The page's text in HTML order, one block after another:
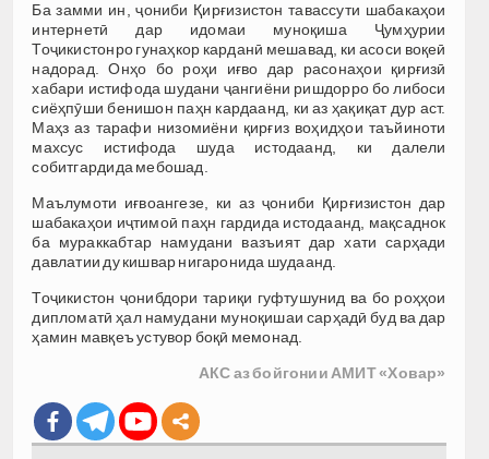
Ба замми ин, ҷониби Қирғизистон тавассути шабакаҳои
интернетӣ дар идомаи муноқиша Ҷумҳурии
Тоҷикистонро гунаҳкор карданӣ мешавад, ки асоси воқеӣ
надорад. Онҳо бо роҳи иғво дар расонаҳои қирғизӣ
хабари истифода шудани ҷангиёни ришдорро бо либоси
сиёҳпӯши бенишон паҳн кардаанд, ки аз ҳақиқат дур аст.
Маҳз аз тарафи низомиёни қирғиз воҳидҳои таъйиноти
махсус истифода шуда истодаанд, ки далели
собитгардида мебошад.
Маълумоти иғвоангезе, ки аз ҷониби Қирғизистон дар
шабакаҳои иҷтимоӣ паҳн гардида истодаанд, мақсаднок
ба мураккабтар намудани вазъият дар хати сарҳади
давлатии ду кишвар нигаронида шудаанд.
Тоҷикистон ҷонибдори тариқи гуфтушунид ва бо роҳҳои
дипломатӣ ҳал намудани муноқишаи сарҳадӣ буд ва дар
ҳамин мавқеъ устувор боқӣ мемонад.
АКС аз бойгонии АМИТ «Ховар»